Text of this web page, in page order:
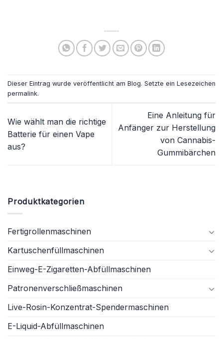
Dieser Eintrag wurde veröffentlicht am Blog. Setzte ein Lesezeichen
permalink.
Wie wählt man die richtige
Batterie für einen Vape
aus?
Eine Anleitung für
Anfänger zur Herstellung
von Cannabis-
Gummibärchen
Produktkategorien
Fertigrollenmaschinen
Kartuschenfüllmaschinen
Einweg-E-Zigaretten-Abfüllmaschinen
Patronenverschließmaschinen
Live-Rosin-Konzentrat-Spendermaschinen
E-Liquid-Abfüllmaschinen